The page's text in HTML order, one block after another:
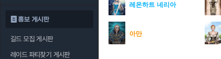
홍보 게시판
길드 모집 게시판
레이드 파티찾기 게시판
레온하트 네리아
아만